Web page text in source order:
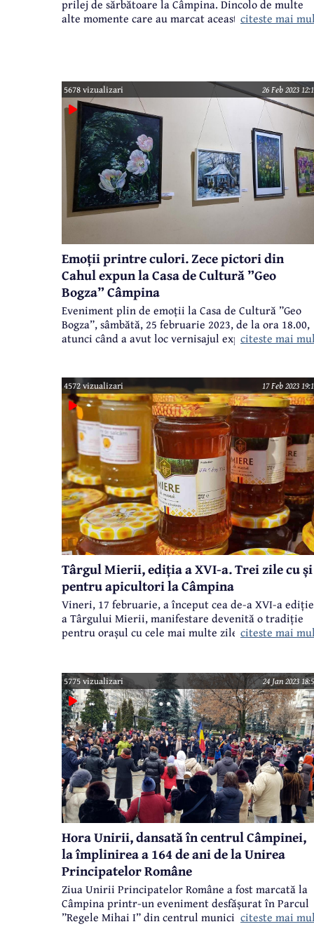
prilej de sărbătoare la Câmpina. Dincolo de multe
alte momente care au marcat această zi, la Casa
invitației organizatorilor, majoritatea fiind membre
ale CAR Pensionari sau ale Asociației Pensionarilor
din Câmpina.
citeste mai
5678 vizualizari 26 Feb 2023
Emoții printre culori. Zece pictori din
Cahul expun la Casa de Cultură ”Geo
Bogza” Câmpina
Eveniment plin de emoții la Casa de Cultură ”Geo
Bogza”, sâmbătă, 25 februarie 2023, de la ora 18.00,
atunci când a avut loc vernisajul expoziției a zece
citeste mai
4572 vizualizari 17 Feb 2023
Târgul Mierii, ediția a XVI-a. Trei zile cu și
pentru apicultori la Câmpina
Vineri, 17 februarie, a început cea de-a XVI-a ediție
a Târgului Mierii, manifestare devenită o tradiție
pentru orașul cu cele mai multe zile însorite din an
administrația locală. Târgul va fi deschis la Casa
Tineretului până duminică, 19 februarie.
citeste mai
5775 vizualizari 24 Jan 2023
Hora Unirii, dansată în centrul Câmpinei,
la împlinirea a 164 de ani de la Unirea
Principatelor Române
Ziua Unirii Principatelor Române a fost marcată la
Câmpina printr-un eveniment desfășurat în Parcul
”Regele Mihai I” din centrul municipiului. Publicul
citeste mai